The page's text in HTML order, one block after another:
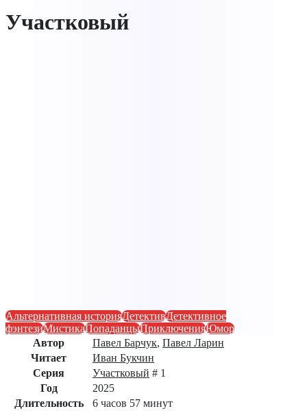
Участковый
Альтернативная историяДетективДетективное
фэнтезиМистикаПопаданцыПриключенияЮмор
Автор
Павел Барчук, Павел Ларин
Читает
Иван Букчин
Серия
Участковый # 1
Год
2025
Длительность
6 часов 57 минут